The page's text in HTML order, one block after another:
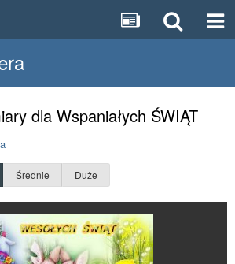
dla Wspaniałych ŚWIĄT
Średnie Duże